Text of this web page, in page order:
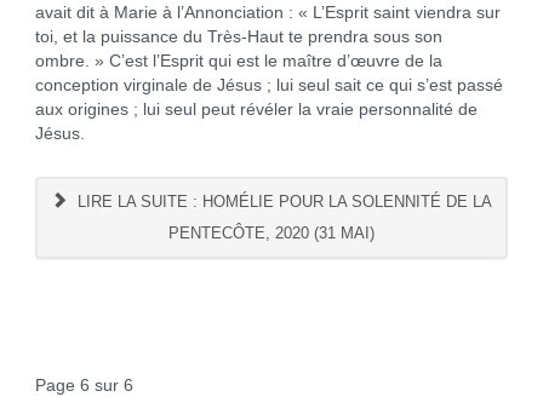
avait dit à Marie à l’Annonciation : « L’Esprit saint viendra sur
toi, et la puissance du Très-Haut te prendra sous son
ombre. » C’est l’Esprit qui est le maître d’œuvre de la
conception virginale de Jésus ; lui seul sait ce qui s’est passé
aux origines ; lui seul peut révéler la vraie personnalité de
Jésus.
LIRE LA SUITE : HOMÉLIE POUR LA SOLENNITÉ DE LA
PENTECÔTE, 2020 (31 MAI)
Page 6 sur 6